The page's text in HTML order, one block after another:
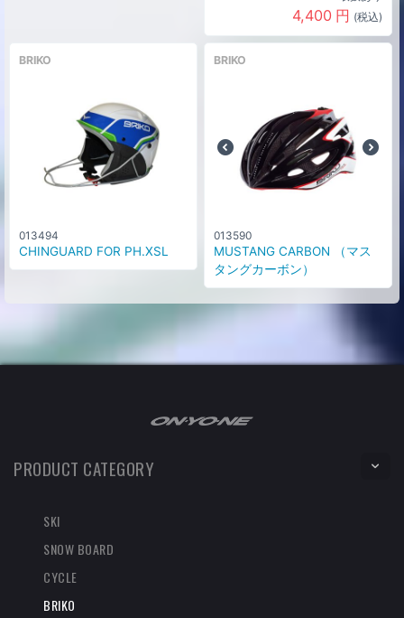
4,400 円 (税込)
BRIKO
013494
CHINGUARD FOR PH.XSL
BRIKO
013590
MUSTANG CARBON （マス
タングカーボン）
PRODUCT CATEGORY
SKI
SNOW BOARD
CYCLE
BRIKO